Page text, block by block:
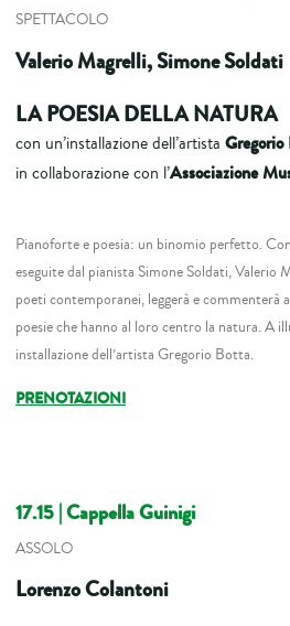
SPETTACOLO
Valerio Magrelli, Simone Soldati
LA POESIA DELLA NATURA
con un’installazione dell’artista
in collaborazione con l’Associazione
Pianoforte e poesia: un binomio perfetto.
eseguite dal pianista Simone Soldati, Valerio
poeti contemporanei, leggerà e commenterà
poesie che hanno al loro centro la natura. A
installazione dell’artista Gregorio Botta.
PRENOTAZIONI
17.15| Cappella Guinigi
ASSOLO
Lorenzo Colantoni